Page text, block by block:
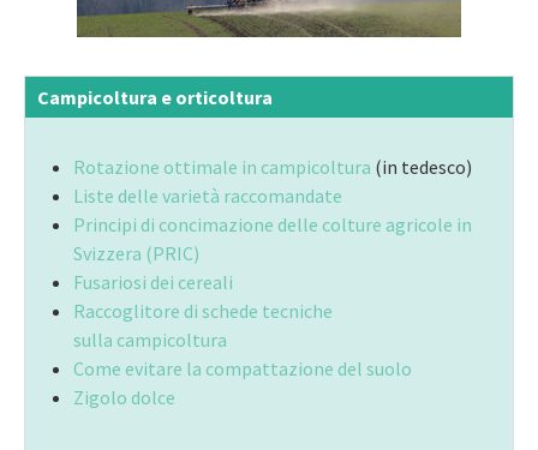
Campicoltura e orticoltura
Rotazione ottimale in campicoltura (in tedesco)
Liste delle varietà raccomandate
Principi di concimazione delle colture agricole in
Svizzera (PRIC)
Fusariosi dei cereali
Raccoglitore di schede tecniche
sulla campicoltura
Come evitare la compattazione del suolo
Zigolo dolce